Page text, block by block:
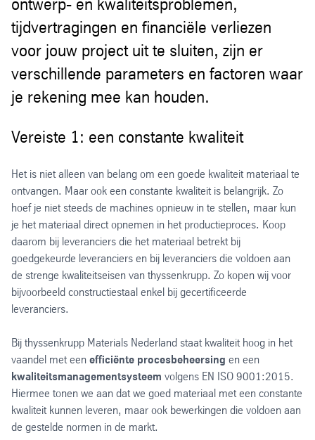
ontwerp- en kwaliteitsproblemen,
tijdvertragingen en financiële verliezen
voor jouw project uit te sluiten, zijn er
verschillende parameters en factoren waar
je rekening mee kan houden.
Vereiste 1: een constante kwaliteit
Het is niet alleen van belang om een goede kwaliteit materiaal te
ontvangen. Maar ook een constante kwaliteit is belangrijk. Zo
hoef je niet steeds de machines opnieuw in te stellen, maar kun
je het materiaal direct opnemen in het productieproces. Koop
daarom bij leveranciers die het materiaal betrekt bij
goedgekeurde leveranciers en bij leveranciers die voldoen aan
de strenge kwaliteitseisen van thyssenkrupp. Zo kopen wij voor
bijvoorbeeld constructiestaal enkel bij gecertificeerde
leveranciers.
Bij thyssenkrupp Materials Nederland staat kwaliteit hoog in het
vaandel met een efficiënte procesbeheersing en een
kwaliteitsmanagementsysteem volgens EN ISO 9001:2015.
Hiermee tonen we aan dat we goed materiaal met een constante
kwaliteit kunnen leveren, maar ook bewerkingen die voldoen aan
de gestelde normen in de markt.